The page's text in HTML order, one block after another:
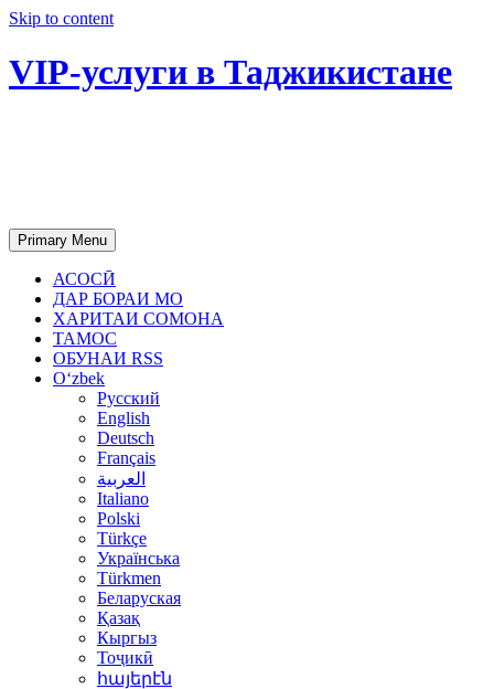
Skip to content
VIP-услуги в Таджикистане
Primary Menu
АСОСӢ
ДАР БОРАИ МО
ХАРИТАИ СОМОНА
ТАМОС
ОБУНАИ RSS
Oʻzbek
Русский
English
Deutsch
Français
العربية
Italiano
Polski
Türkçe
Українська
Türkmen
Беларуская
Қазақ
Кыргыз
Тоҷикӣ
հայերէն